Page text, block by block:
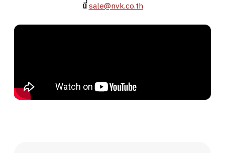
นี่ sale@nvk.co.th